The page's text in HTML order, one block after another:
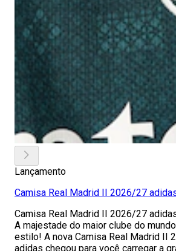
Lançamento
Camisa Real Madrid II 2026/27
Camisa Real Madrid II 2026/27
A majestade do maior clube do
estilo! A nova Camisa Real Madrid II
adidas chegou para você carregar a